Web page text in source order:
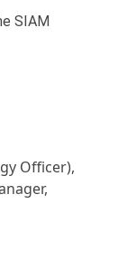
SIAM
Officer),